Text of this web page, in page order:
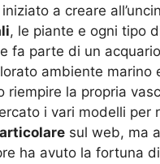
a creare
, le piante e ogni tipo
fa parte di un
ambiente marino
riempire la propria
i vari modelli per
sul web, ma
ha avuto la fortuna